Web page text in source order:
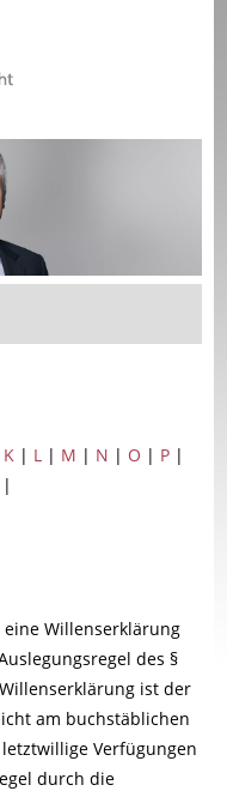
K | L | M | N | O | P |
|
eine Willenserklärung
des §
ist der
am buchstäblichen
Verfügungen
durch die